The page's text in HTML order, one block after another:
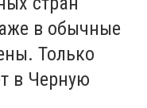
в обычные
Только
в Черную